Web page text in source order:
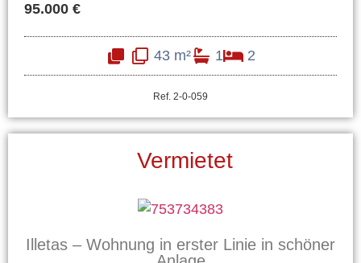
95.000 €
43 m² 1 2
Ref. 2-0-059
Vermietet
Illetas – Wohnung in erster Linie in schöner